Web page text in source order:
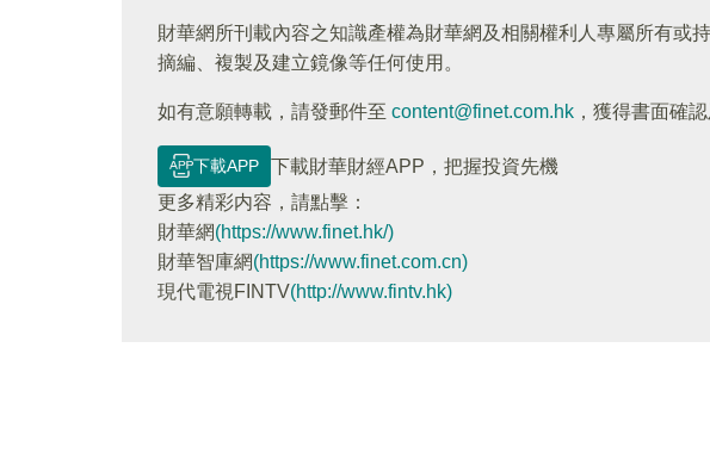
財華網所刊載內容之知識產權為財華網及相關權利人專屬所有或
摘編、複製及建立鏡像等任何使用。
如有意願轉載，請發郵件至 content@finet.com.hk ，獲得書面確
下載APP
下載財華財經APP，把握投資先機
更多精彩内容，請點擊：
財華網(https://www.finet.hk/)
財華智庫網(https://www.finet.com.cn)
現代電視FINTV(http://www.fintv.hk)